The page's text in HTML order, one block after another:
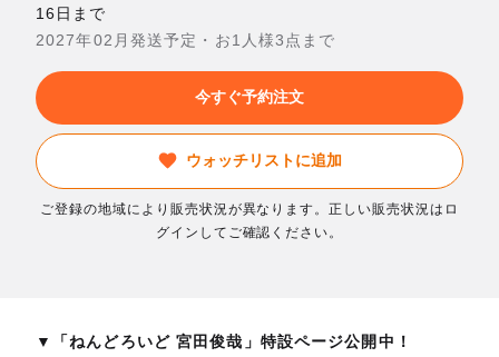
16日まで
2027年02月発送予定・お1人様3点まで
今すぐ予約注文
ウォッチリストに追加
ご登録の地域により販売状況が異なります。正しい販売状況はロ
グインしてご確認ください。
▼「ねんどろいど 宮田俊哉」特設ページ公開中！